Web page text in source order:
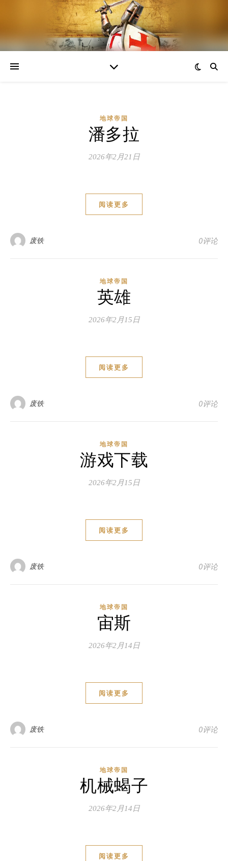
地球帝国
潘多拉
2026年2月21日
阅读更多
废铁 0评论
地球帝国
英雄
2026年2月15日
阅读更多
废铁 0评论
地球帝国
游戏下载
2026年2月15日
阅读更多
废铁 0评论
地球帝国
宙斯
2026年2月14日
阅读更多
废铁 0评论
地球帝国
机械蝎子
2026年2月14日
阅读更多